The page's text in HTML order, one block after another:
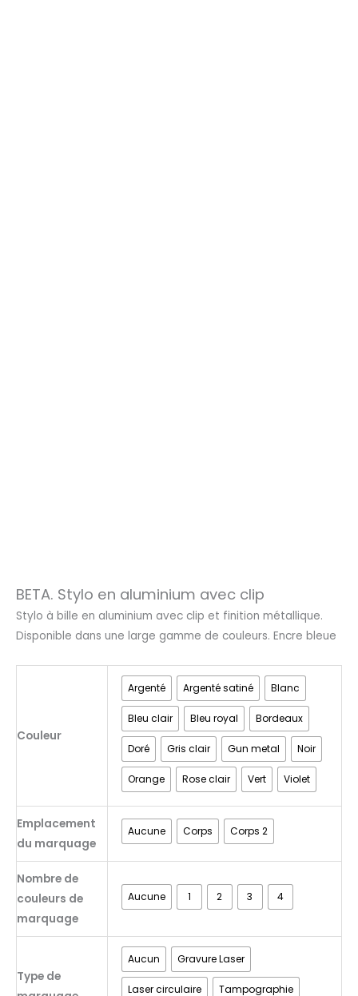
BETA. Stylo en aluminium avec clip
Stylo à bille en aluminium avec clip et finition métallique.
Disponible dans une large gamme de couleurs. Encre bleue
Couleur
Argenté Argenté satiné Blanc
Bleu clair Bleu royal Bordeaux
Doré Gris clair Gun metal Noir
Orange Rose clair Vert Violet
Emplacement
du marquage
Aucune Corps Corps 2
Nombre de
couleurs de
marquage
Aucune 1 2 3 4
Type de
Aucun Gravure Laser
Laser circulaire Tampographie